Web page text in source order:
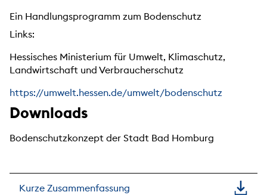
Ein Handlungsprogramm zum Bodenschutz
Links:
Hessisches Ministerium für Umwelt, Klimaschutz,
Landwirtschaft und Verbraucherschutz
https://umwelt.hessen.de/umwelt/bodenschutz
Downloads
Bodenschutzkonzept der Stadt Bad Homburg
Kurze Zusammenfassung